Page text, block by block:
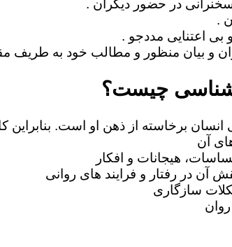
چیست؟
انسان برخاسته از ذهن او است.
آن
هیجانات و افکار
آن در رفتار و فرایند های روانی
سازگاری